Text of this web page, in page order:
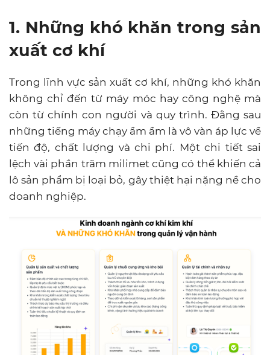
1. Những khó khăn trong sản
xuất cơ khí
Trong lĩnh vực sản xuất cơ khí, những khó khăn
không chỉ đến từ máy móc hay công nghệ mà
còn từ chính con người và quy trình. Đằng sau
những tiếng máy chạy ầm ầm là vô vàn áp lực về
tiến độ, chất lượng và chi phí. Một chi tiết sai
lệch vài phần trăm milimet cũng có thể khiến cả
lô sản phẩm bị loại bỏ, gây thiệt hại nặng nề cho
doanh nghiệp.